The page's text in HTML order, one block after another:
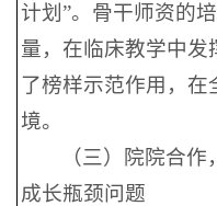
计划”。骨干师资的
量，在临床教学中发
了榜样示范作用，在
境。
（三）院院合
成长瓶颈问题